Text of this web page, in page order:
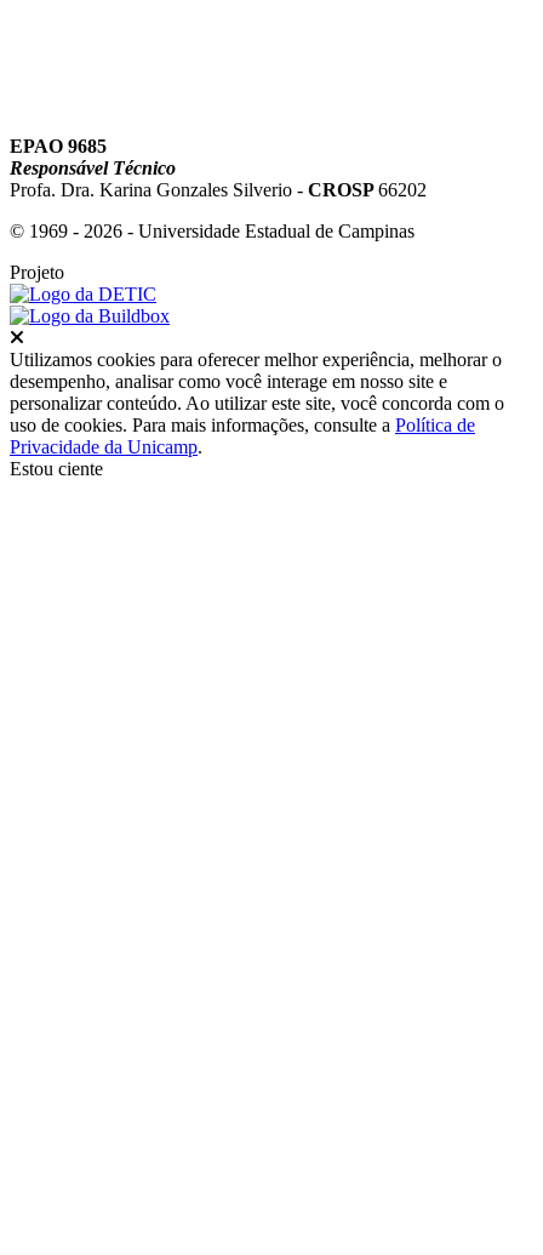
EPAO 9685
Responsável Técnico
Profa. Dra. Karina Gonzales Silverio - CROSP66202
© 1969 - 2026 - Universidade Estadual de Campinas
Projeto
Utilizamos cookies para oferecer melhor experiência, melhorar o
desempenho, analisar como você interage em nosso site e
personalizar conteúdo. Ao utilizar este site, você concorda com o
uso de cookies. Para mais informações, consulte a Política de
Privacidade da Unicamp.
Estou ciente